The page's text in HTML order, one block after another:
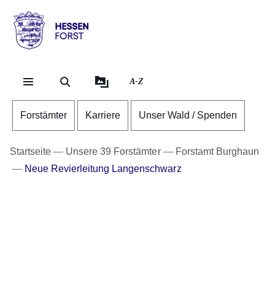
Hessen
Forst
A-Z
Forstämter Karriere Unser Wald / Spenden
Startseite Unsere 39 Forstämter
Forstamt Burghaun
Neue Revierleitung Langenschwarz